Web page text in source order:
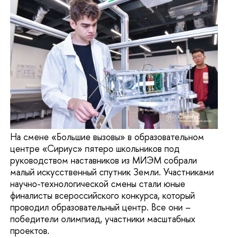
На смене «Большие вызовы» в образовательном
центре «Сириус» пятеро школьников под
руководством наставников из МИЭМ собрали
малый искусственный спутник Земли. Участниками
научно-технологической смены стали юные
финалисты всероссийского конкурса, который
проводил образовательный центр. Все они –
победители олимпиад, участники масштабных
проектов.